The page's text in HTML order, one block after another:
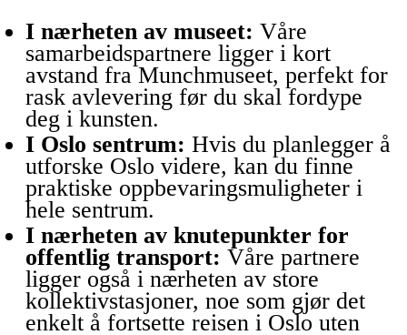
I nærheten av museet: Våre
samarbeidspartnere ligger i kort
avstand fra Munchmuseet, perfekt for
rask avlevering før du skal fordype
deg i kunsten.
I Oslo sentrum: Hvis du planlegger å
utforske Oslo videre, kan du finne
praktiske oppbevaringsmuligheter i
hele sentrum.
I nærheten av knutepunkter for
offentlig transport: Våre partnere
ligger også i nærheten av store
kollektivstasjoner, noe som gjør det
enkelt å fortsette reisen i Oslo uten